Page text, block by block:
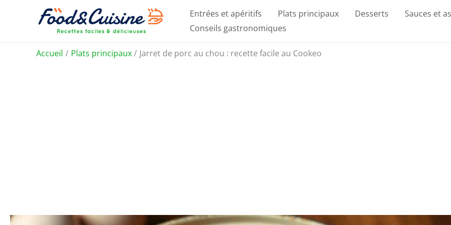
Entrées et apéritifs Plats principaux Desserts Sauces et
Conseils gastronomiques
Accueil Plats principaux Jarret de porc au chou : recette facile au Cookeo